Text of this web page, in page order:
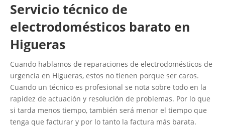
Servicio técnico de
electrodomésticos barato en
Higueras
Cuando hablamos de reparaciones de electrodomésticos de
urgencia en Higueras, estos no tienen porque ser caros.
Cuando un técnico es profesional se nota sobre todo en la
rapidez de actuación y resolución de problemas. Por lo que
si tarda menos tiempo, también será menor el tiempo que
tenga que facturar y por lo tanto la factura más barata.